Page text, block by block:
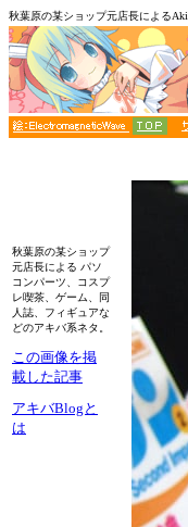
秋葉原の某ショップ元店長による
秋葉原の某ショップ
元店長による パソ
コンパーツ、コスプ
レ喫茶、ゲーム、同
人誌、フィギュアな
どのアキバ系ネタ。
この画像を掲
載した記事
アキバBlogと
は